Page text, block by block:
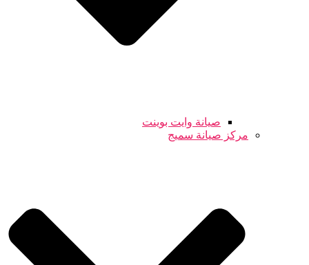
صيانة وايت بوينت
مركز صيانة سميج